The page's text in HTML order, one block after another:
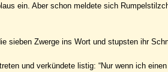
ein. Aber schon meldete sich
sieben Zwerge ins Wort und stupsten ihr
und verkündete listig: “Nur wenn ich